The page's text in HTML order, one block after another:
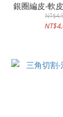
銀圈編皮-軟